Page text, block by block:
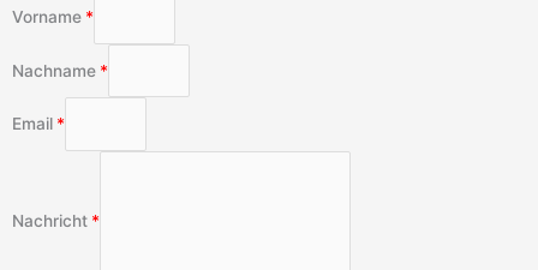
Vorname
Nachname
Email
Nachricht